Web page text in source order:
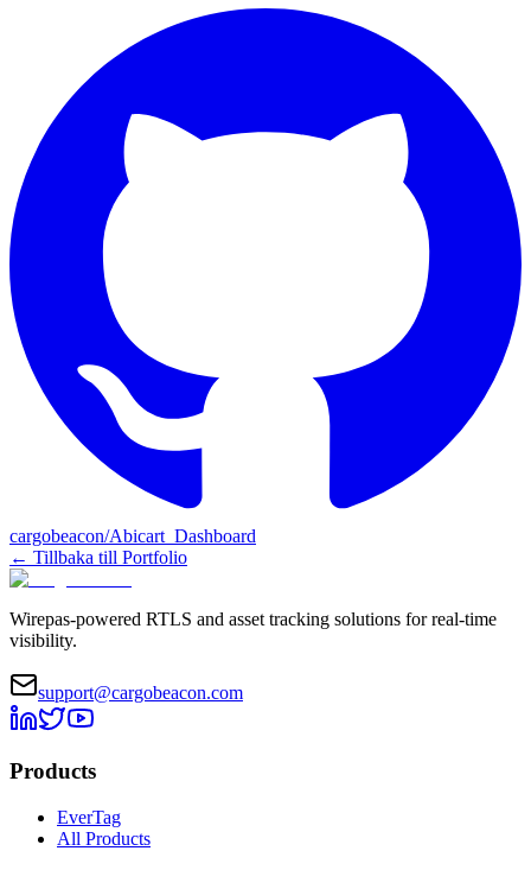
cargobeacon/Abicart_Dashboard
← Tillbaka till Portfolio
Wirepas-powered RTLS and asset tracking solutions for real-time
visibility.
support@cargobeacon.com
Products
EverTag
All Products